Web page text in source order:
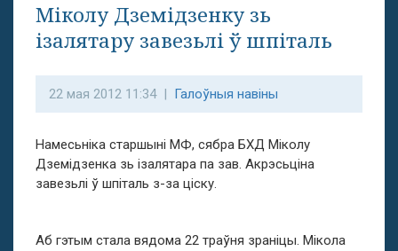
Міколу Дземідзенку зь
ізалятару завезьлі ў шпіталь
22 мая 2012 11:34 | Галоўныя навіны
Намесьніка старшыні МФ, сябра БХД Міколу
Дземідзенка зь ізалятара па зав. Акрэсьціна
завезьлі ў шпіталь з-за ціску.
Аб гэтым стала вядома 22 траўня зраніцы. Мікола